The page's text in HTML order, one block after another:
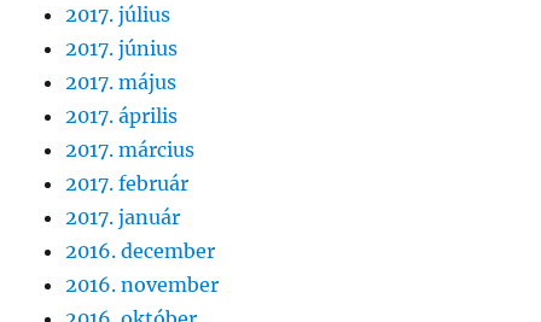
2017. július
2017. június
2017. május
2017. április
2017. március
2017. február
2017. január
2016. december
2016. november